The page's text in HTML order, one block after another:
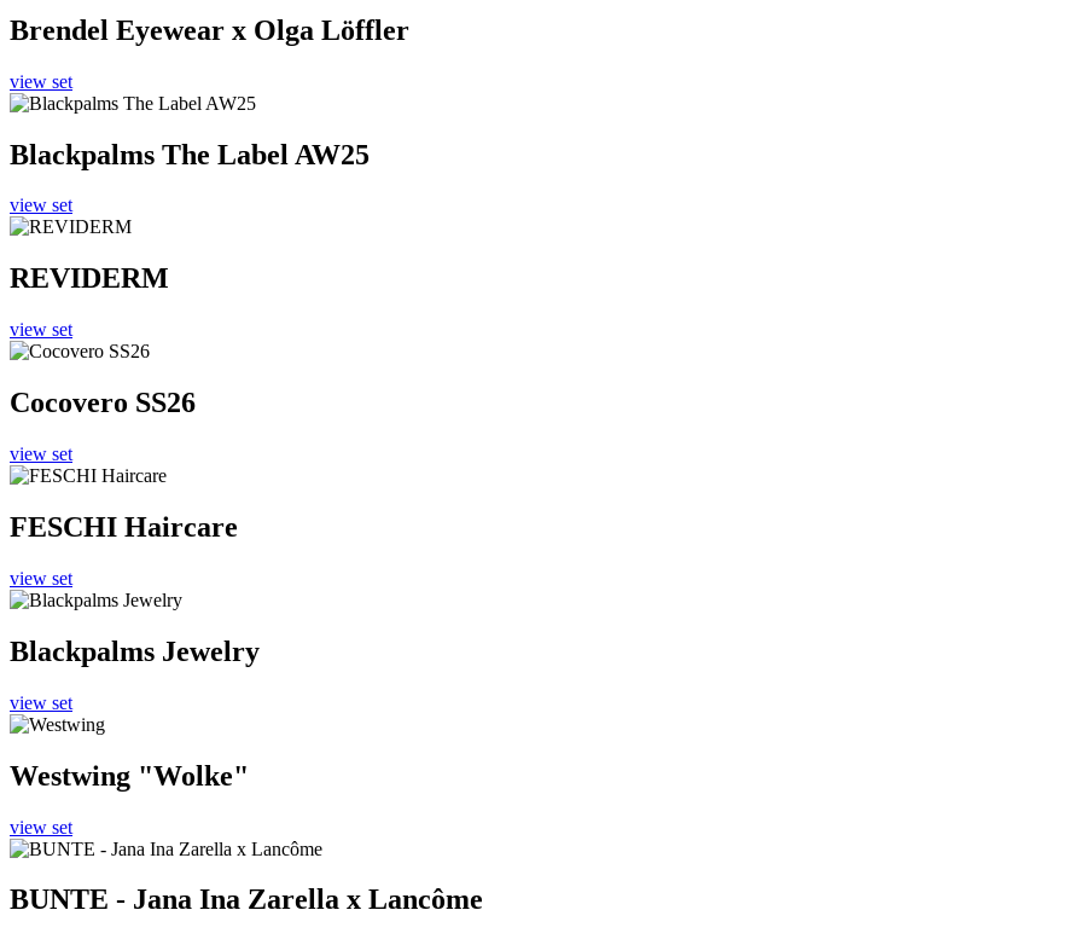
Brendel Eyewear x Olga Löffler
view set
Blackpalms The Label AW25
view set
REVIDERM
view set
Cocovero SS26
view set
FESCHI Haircare
view set
Blackpalms Jewelry
view set
Westwing "Wolke"
view set
BUNTE - Jana Ina Zarella x Lancôme